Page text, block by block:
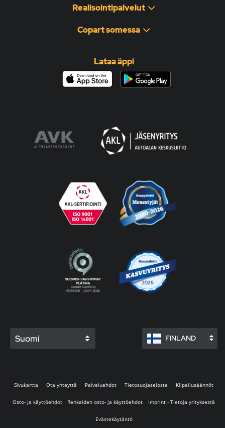
Realisointipalvelut
Copart somessa
Lataa äppi
Suomi FINLAND
Sivukartta Ota yhteyttä Palveluehdot Tietosuojaseloste Kilpailusäännöt
Osto- ja käyttöehdot Renkaiden osto- ja käyttöehdot Imprint - Tietoja yrityksestä
Evästekäytäntö